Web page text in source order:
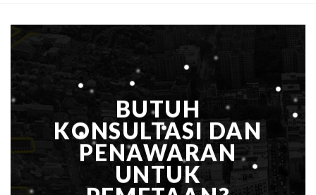
BUTUH
KONSULTASI DAN
PENAWARAN
UNTUK